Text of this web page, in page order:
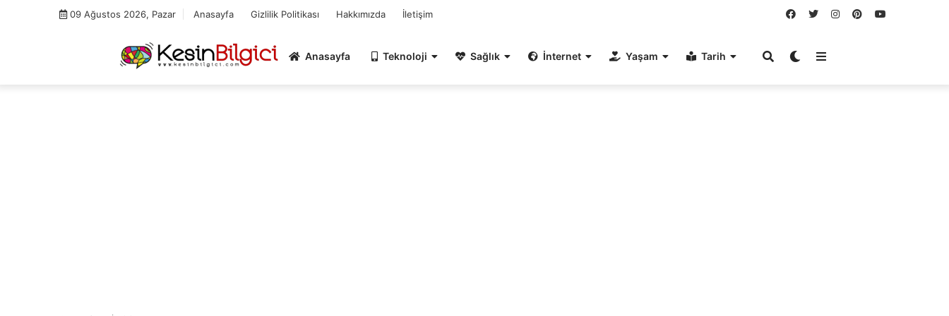
09 Ağustos 2026, Pazar Anasayfa Gizlilik Politikası Hakkımızda İletişim
Anasayfa Teknoloji Sağlık İnternet Yaşam Tarih